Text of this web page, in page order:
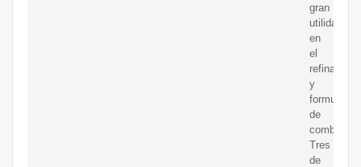
gran
utilidad
en
el
y
de
Tres
de